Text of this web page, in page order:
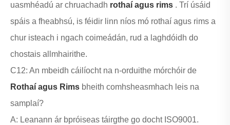
uasmhéadú ar chruachadh rothaí agus rims . Trí úsáid
spáis a fheabhsú, is féidir linn níos mó rothaí agus rims a
chur isteach i ngach coimeádán, rud a laghdóidh do
chostais allmhairithe.
C12: An mbeidh cáilíocht na n-orduithe mórchóir de
Rothaí agus Rims bheith comhsheasmhach leis na
samplaí?
A: Leanann ár bpróiseas táirgthe go docht ISO9001.